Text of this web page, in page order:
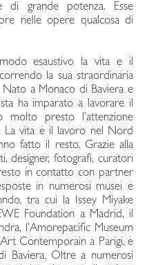
di grande potenza. Esse
nelle opere qualcosa di
esaustivo la vita e il
la sua straordinaria
Nato a Monaco di Baviera e
ha imparato a lavorare il
molto presto l’attenzione
La vita e il lavoro nel Nord
fatto il resto. Grazie alla
designer, fotografi, curatori
in contatto con partner
in numerosi musei e
tra cui la Issey Miyake
Foundation a Madrid, il
l’Amorepacific Museum
Contemporain a Parigi, e
Baviera. Oltre a numerosi